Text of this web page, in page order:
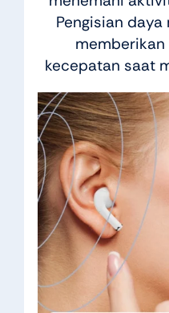
Pengisian daya
kecepatan saat